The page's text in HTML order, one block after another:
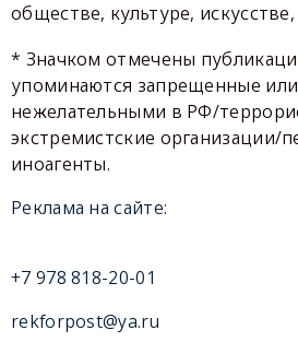
обществе, культуре,
* Значком отмечены
упоминаются запрещенные
нежелательными в РФ/
экстремистские организации/
иноагенты.
Реклама на сайте:
+7 978 818-20-01
rekforpost@ya.ru